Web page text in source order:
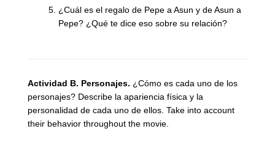
¿Cuál es el regalo de Pepe a Asun y de Asun a
Pepe? ¿Qué te dice eso sobre su relación?
Actividad B. Personajes. ¿Cómo es cada uno de los
personajes? Describe la apariencia física y la
personalidad de cada uno de ellos. Take into account
their behavior throughout the movie.